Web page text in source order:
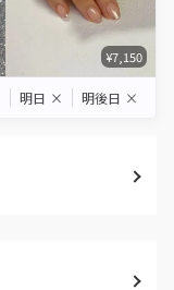
¥7,150
明日 × 明後日 ×